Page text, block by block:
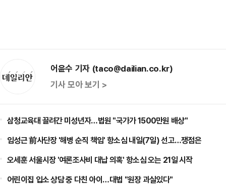
어윤수 기자 (taco@dailian.co.kr)
기사 모아 보기 >
삼청교육대 끌려간 미성년자…법원 "국가가 1500만원 배상"
임성근 前사단장 '해병 순직 책임' 항소심 내일(7일) 선고…쟁점은
오세훈 서울시장 '여론조사비 대납 의혹' 항소심 오는 21일 시작
어린이집 입소 상담 중 다친 아이…대법 "원장 과실있다"